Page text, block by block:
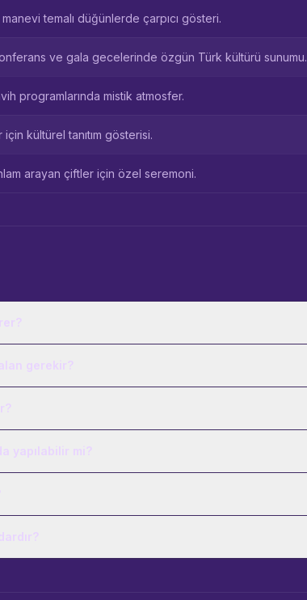
temalı düğünlerde çarpıcı gösteri.
ve gala gecelerinde özgün Türk kültürü sunumu.
programlarında mistik atmosfer.
kültürel tanıtım gösterisi.
arayan çiftler için özel seremoni.
gerekir?
yapılabilir mi?